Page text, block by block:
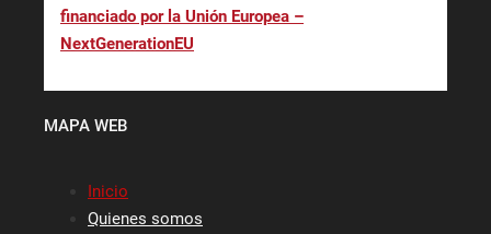
financiado por la Unión Europea –
NextGenerationEU
MAPA WEB
Inicio
Quienes somos